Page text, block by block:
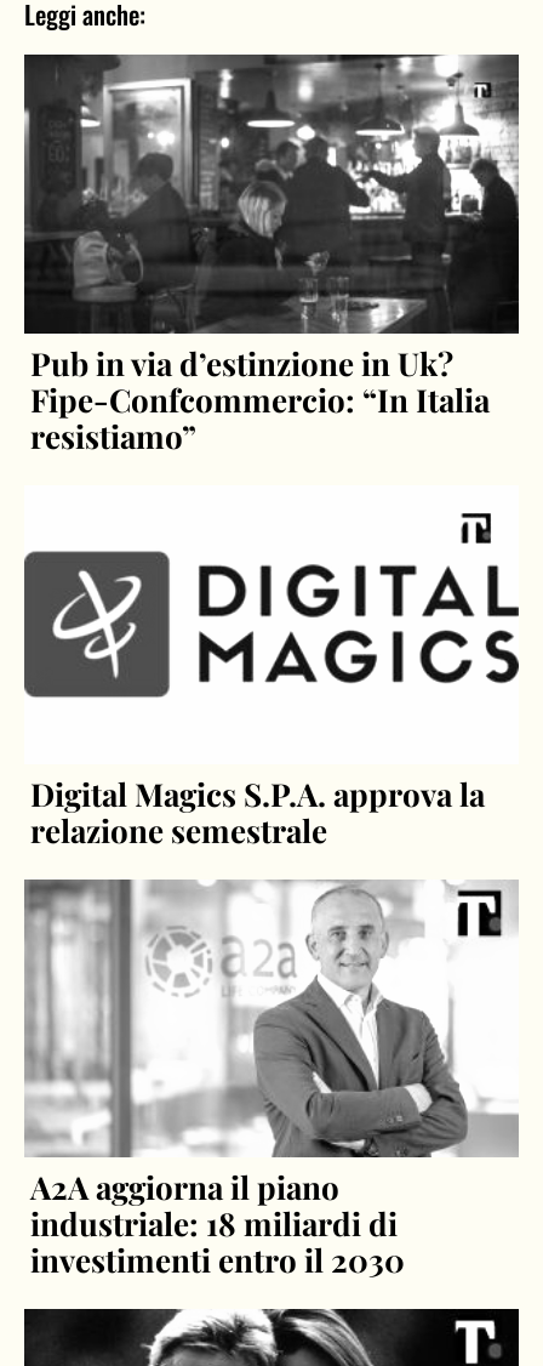
Leggi anche:
Pub in via d’estinzione in Uk?
Fipe-Confcommercio: “In Italia
resistiamo”
Digital Magics S.P.A. approva la
relazione semestrale
A2A aggiorna il piano
industriale: 18 miliardi di
investimenti entro il 2030